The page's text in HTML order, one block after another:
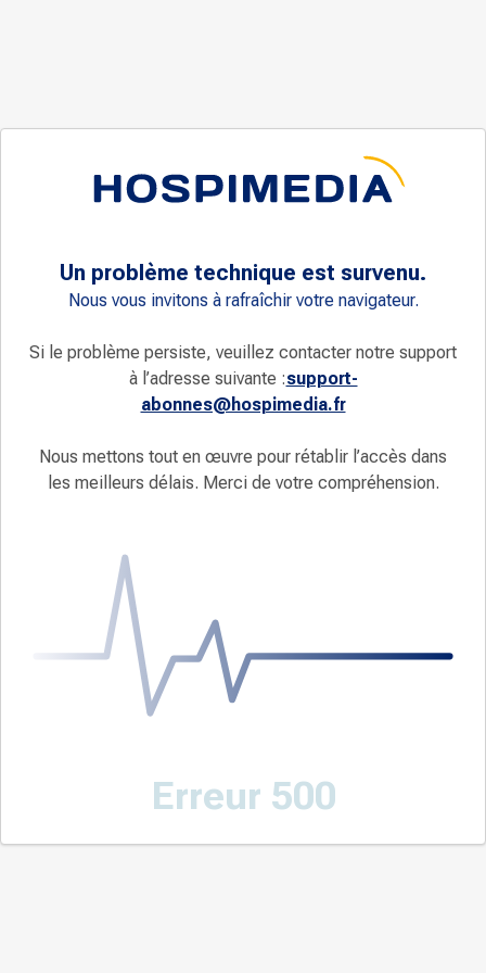
Un problème technique est survenu.
Nous vous invitons à rafraîchir votre navigateur.
Si le problème persiste, veuillez contacter notre support
à l’adresse suivante :support-
abonnes@hospimedia.fr
Nous mettons tout en œuvre pour rétablir l’accès dans
les meilleurs délais. Merci de votre compréhension.
Erreur 500